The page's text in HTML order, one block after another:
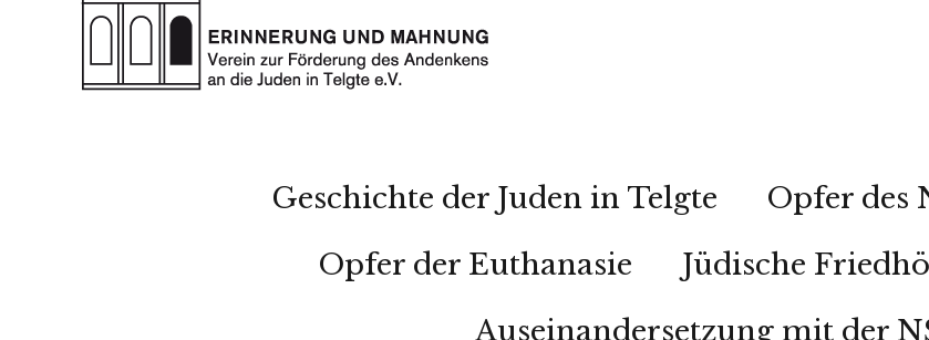
Geschichte der Juden in Telgte
Opfer des
Opfer der Euthanasie
Jüdische
Auseinandersetzung mit der